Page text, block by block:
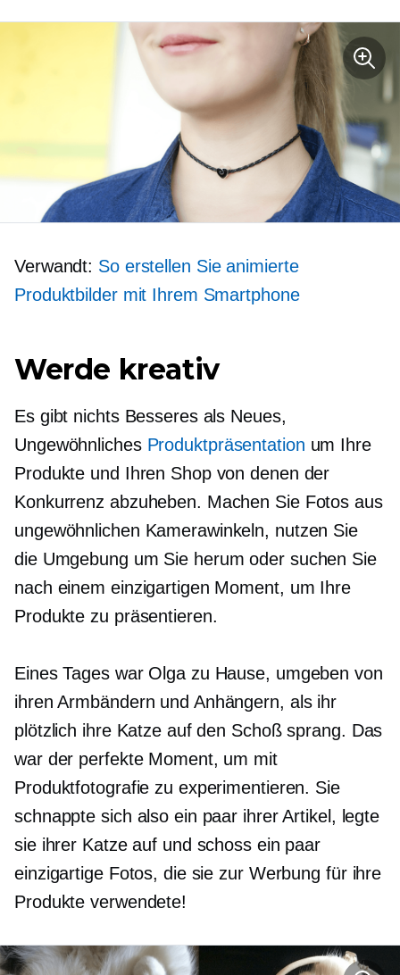
Verwandt: So erstellen Sie animierte
Produktbilder mit Ihrem Smartphone
Werde kreativ
Es gibt nichts Besseres als Neues,
Ungewöhnliches Produktpräsentation um Ihre
Produkte und Ihren Shop von denen der
Konkurrenz abzuheben. Machen Sie Fotos aus
ungewöhnlichen Kamerawinkeln, nutzen Sie
die Umgebung um Sie herum oder suchen Sie
nach einem einzigartigen Moment, um Ihre
Produkte zu präsentieren.
Eines Tages war Olga zu Hause, umgeben von
ihren Armbändern und Anhängern, als ihr
plötzlich ihre Katze auf den Schoß sprang. Das
war der perfekte Moment, um mit
Produktfotografie zu experimentieren. Sie
schnappte sich also ein paar ihrer Artikel, legte
sie ihrer Katze auf und schoss ein paar
einzigartige Fotos, die sie zur Werbung für ihre
Produkte verwendete!